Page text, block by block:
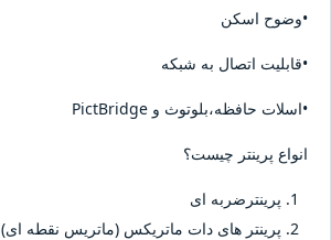
•وضوح اسکن
•قابلیت اتصال به شبکه
•اسلات حافظه،بلوتوث و PictBridge
انواع پرینتر چیست؟
پرینترضربه ای
پرینتر های دات ماتریکس (ماتریس نقطه ای)